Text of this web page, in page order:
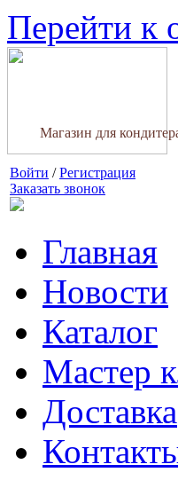
Перейти к
Магазин для
Войти /Регистрация
Заказать звонок
Главная
Новости
Каталог
Мастер
Доставка